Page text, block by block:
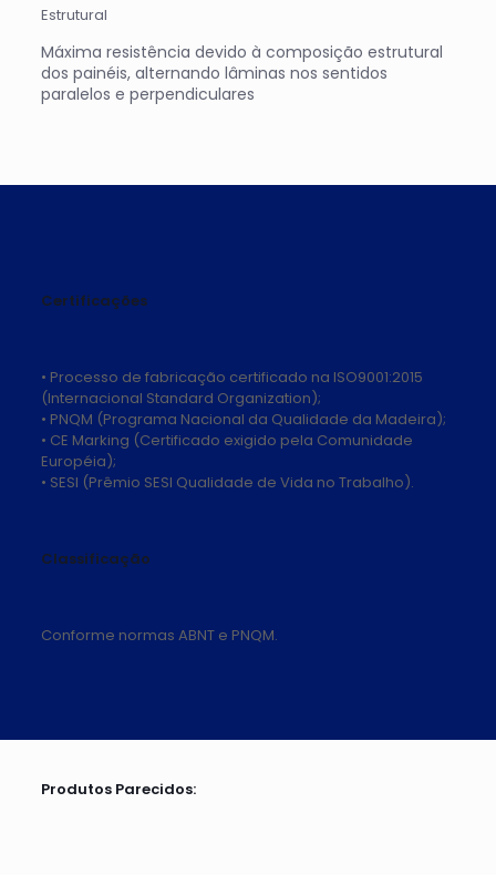
Estrutural
Máxima resistência devido à composição estrutural
dos painéis, alternando lâminas nos sentidos
paralelos e perpendiculares
Certificações
• Processo de fabricação certificado na ISO9001:2015
(Internacional Standard Organization);
• PNQM (Programa Nacional da Qualidade da Madeira);
• CE Marking (Certificado exigido pela Comunidade
Européia);
• SESI (Prêmio SESI Qualidade de Vida no Trabalho).
Classificação
Conforme normas ABNT e PNQM.
Produtos Parecidos: